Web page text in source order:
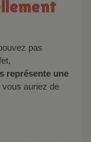
pas
représente une
vous auriez de